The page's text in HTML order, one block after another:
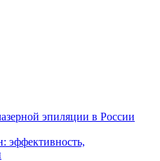
эпиляции в России
эффективность,